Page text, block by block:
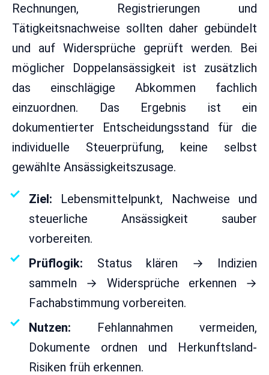
Rechnungen, Registrierungen und
Tätigkeitsnachweise sollten daher gebündelt
und auf Widersprüche geprüft werden. Bei
möglicher Doppelansässigkeit ist zusätzlich
das einschlägige Abkommen fachlich
einzuordnen. Das Ergebnis ist ein
dokumentierter Entscheidungsstand für die
individuelle Steuerprüfung, keine selbst
gewählte Ansässigkeitszusage.
Ziel: Lebensmittelpunkt, Nachweise und
steuerliche Ansässigkeit sauber
vorbereiten.
Prüflogik: Status klären → Indizien
sammeln → Widersprüche erkennen →
Fachabstimmung vorbereiten.
Nutzen: Fehlannahmen vermeiden,
Dokumente ordnen und Herkunftsland-
Risiken früh erkennen.